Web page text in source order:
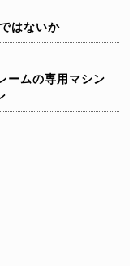
はないか
ームの専用マシン